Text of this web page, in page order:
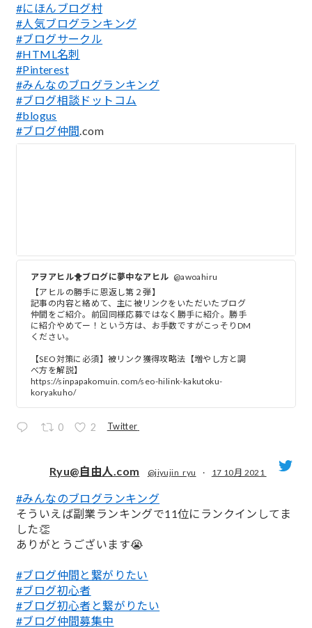
#にほんブログ村
#人気ブログランキング
#ブログサークル
#HTML名刺
#Pinterest
#みんなのブログランキング
#ブログ相談ドットコム
#blogus
#ブログ仲間.com
アヲアヒル🐥ブログに夢中なアヒル @awoahiru
【アヒルの勝手に恩返し第２弾】
記事の内容と絡めて、主に被リンクをいただいたブログ
仲間をご紹介。前回同様応募ではなく勝手に紹介。勝手
に紹介やめてー！という方は、お手数ですがこっそりDM
ください。
【SEO対策に必須】被リンク獲得攻略法【増やし方と調
べ方を解説】
https://sinpapakomuin.com/seo-hilink-kakutoku-
koryakuho/
0 2 Twitter
;
Ryu@自由人.com @jiyujin_ryu · 17 10月 2021
#みんなのブログランキング
そういえば副業ランキングで11位にランクインしてま
した👏
ありがとうございます😭
#ブログ仲間と繋がりたい
#ブログ初心者
#ブログ初心者と繋がりたい
#ブログ仲間募集中